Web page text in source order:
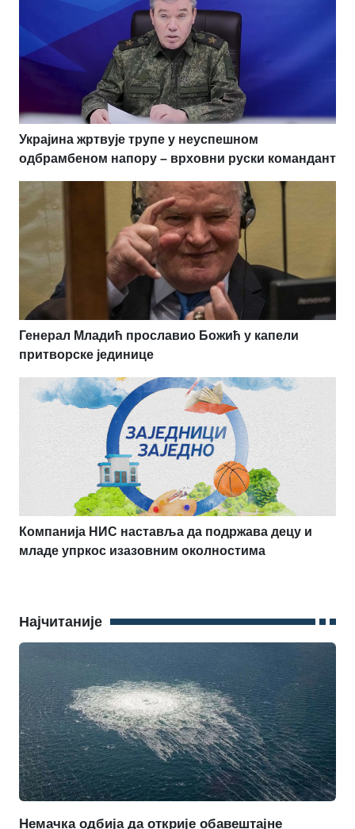
Украјина жртвује трупе у неуспешном
одбрамбеном напору – врховни руски командант
Генерал Младић прославио Божић у капели
притворске јединице
Компанија НИС наставља да подржава децу и
младе упркос изазовним околностима
Најчитаније
Немачка одбија да открије обавештајне